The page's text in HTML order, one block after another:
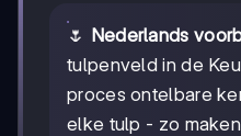
🌷 Nederlands
tulpenveld in de
proces ontelbare
elke tulp - zo